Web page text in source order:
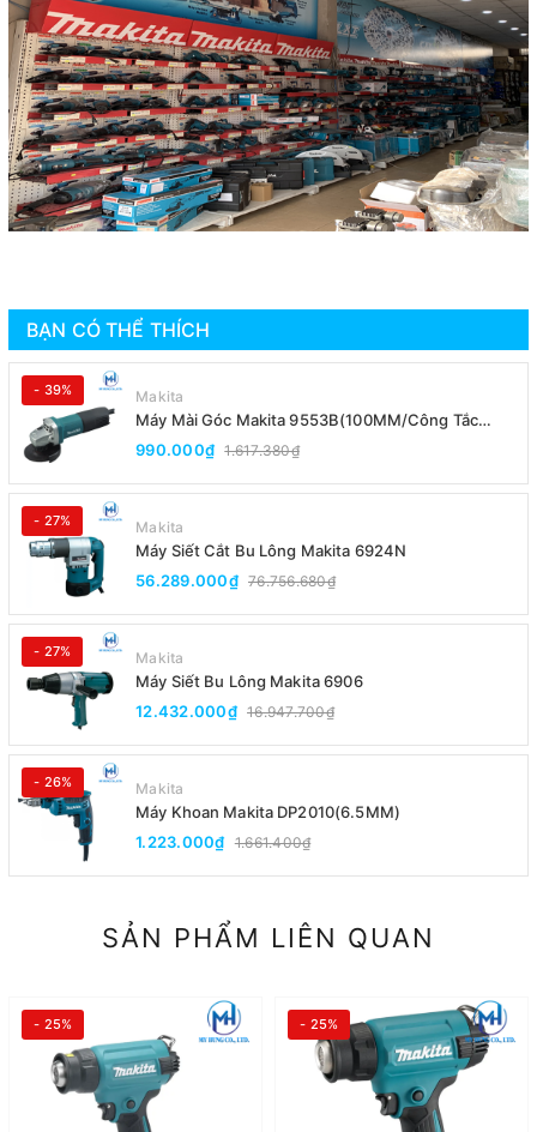
BẠN CÓ THỂ THÍCH
- 39% Makita
Máy Mài Góc Makita 9553B(100MM/Công Tắc
Đuôi)
990.000₫ 1.617.380₫
- 27% Makita
Máy Siết Cắt Bu Lông Makita 6924N
56.289.000₫ 76.756.680₫
- 27% Makita
Máy Siết Bu Lông Makita 6906
12.432.000₫ 16.947.700₫
- 26% Makita
Máy Khoan Makita DP2010(6.5MM)
1.223.000₫ 1.661.400₫
SẢN PHẨM LIÊN QUAN
- 25% - 25%